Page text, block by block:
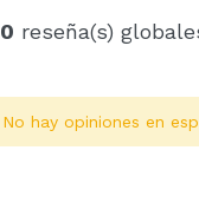
0 reseña(s)
No hay opiniones en